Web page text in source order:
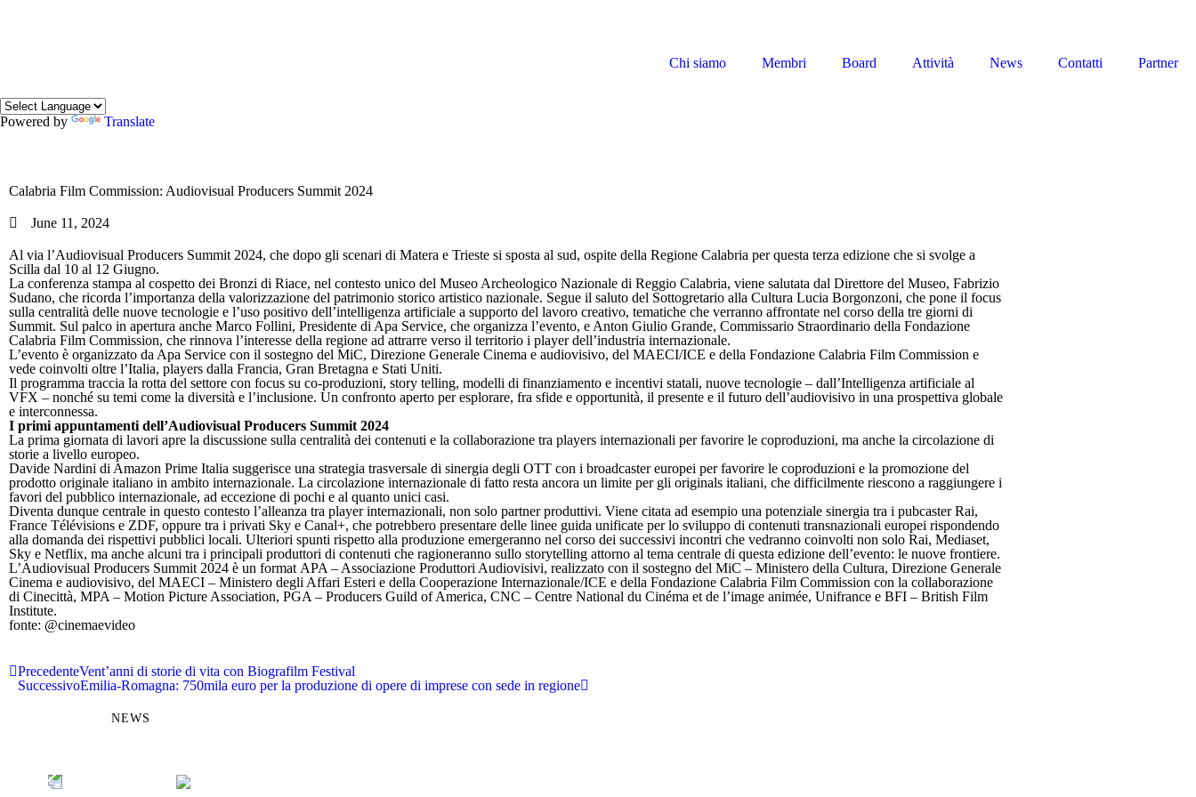
Chi siamo Membri Board Attività News Contatti Partner
Powered by Translate
Calabria Film Commission: Audiovisual Producers Summit 2024
June 11, 2024
Al via l’Audiovisual Producers Summit 2024, che dopo gli scenari di Matera e Trieste si sposta al sud, ospite della Regione Calabria per questa terza edizione che si svolge a
Scilla dal 10 al 12 Giugno.
La conferenza stampa al cospetto dei Bronzi di Riace, nel contesto unico del Museo Archeologico Nazionale di Reggio Calabria, viene salutata dal Direttore del Museo, Fabrizio
Sudano, che ricorda l’importanza della valorizzazione del patrimonio storico artistico nazionale. Segue il saluto del Sottogretario alla Cultura Lucia Borgonzoni, che pone il focus
sulla centralità delle nuove tecnologie e l’uso positivo dell’intelligenza artificiale a supporto del lavoro creativo, tematiche che verranno affrontate nel corso della tre giorni di
Summit. Sul palco in apertura anche Marco Follini, Presidente di Apa Service, che organizza l’evento, e Anton Giulio Grande, Commissario Straordinario della Fondazione
Calabria Film Commission, che rinnova l’interesse della regione ad attrarre verso il territorio i player dell’industria internazionale.
L’evento è organizzato da Apa Service con il sostegno del MiC, Direzione Generale Cinema e audiovisivo, del MAECI/ICE e della Fondazione Calabria Film Commission e
vede coinvolti oltre l’Italia, players dalla Francia, Gran Bretagna e Stati Uniti.
Il programma traccia la rotta del settore con focus su co-produzioni, story telling, modelli di finanziamento e incentivi statali, nuove tecnologie – dall’Intelligenza artificiale al
VFX – nonché su temi come la diversità e l’inclusione. Un confronto aperto per esplorare, fra sfide e opportunità, il presente e il futuro dell’audiovisivo in una prospettiva globale
e interconnessa.
I primi appuntamenti dell’Audiovisual Producers Summit 2024
La prima giornata di lavori apre la discussione sulla centralità dei contenuti e la collaborazione tra players internazionali per favorire le coproduzioni, ma anche la circolazione di
storie a livello europeo.
Davide Nardini di Amazon Prime Italia suggerisce una strategia trasversale di sinergia degli OTT con i broadcaster europei per favorire le coproduzioni e la promozione del
prodotto originale italiano in ambito internazionale. La circolazione internazionale di fatto resta ancora un limite per gli originals italiani, che difficilmente riescono a raggiungere i
favori del pubblico internazionale, ad eccezione di pochi e al quanto unici casi.
Diventa dunque centrale in questo contesto l’alleanza tra player internazionali, non solo partner produttivi. Viene citata ad esempio una potenziale sinergia tra i pubcaster Rai,
France Télévisions e ZDF, oppure tra i privati Sky e Canal+, che potrebbero presentare delle linee guida unificate per lo sviluppo di contenuti transnazionali europei rispondendo
alla domanda dei rispettivi pubblici locali. Ulteriori spunti rispetto alla produzione emergeranno nel corso dei successivi incontri che vedranno coinvolti non solo Rai, Mediaset,
Sky e Netflix, ma anche alcuni tra i principali produttori di contenuti che ragioneranno sullo storytelling attorno al tema centrale di questa edizione dell’evento: le nuove frontiere.
L’Audiovisual Producers Summit 2024 è un format APA – Associazione Produttori Audiovisivi, realizzato con il sostegno del MiC – Ministero della Cultura, Direzione Generale
Cinema e audiovisivo, del MAECI – Ministero degli Affari Esteri e della Cooperazione Internazionale/ICE e della Fondazione Calabria Film Commission con la collaborazione
di Cinecittà, MPA – Motion Picture Association, PGA – Producers Guild of America, CNC – Centre National du Cinéma et de l’image animée, Unifrance e BFI – British Film
Institute.
fonte: @cinemaevideo
PrecedenteVent’anni di storie di vita con Biografilm Festival
SuccessivoEmilia-Romagna: 750mila euro per la produzione di opere di imprese con sede in regione
NEWS